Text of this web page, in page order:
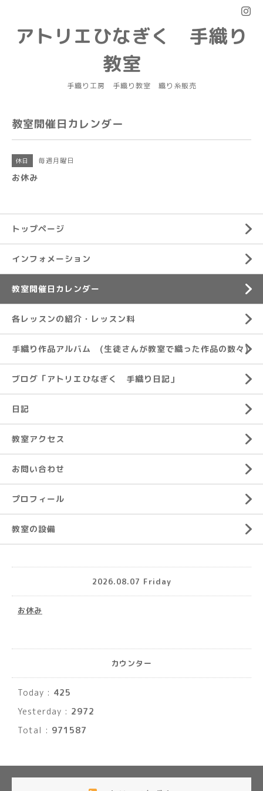
アトリエひなぎく 手織り
教室
手織り工房 手織り教室 織り糸販売
教室開催日カレンダー
休日 毎週月曜日
お休み
トップページ
インフォメーション
教室開催日カレンダー
各レッスンの紹介・レッスン料
手織り作品アルバム (生徒さんが教室で織った作品の数々)
ブログ「アトリエひなぎく 手織り日記」
日記
教室アクセス
お問い合わせ
プロフィール
教室の設備
2026.08.07 Friday
お休み
カウンター
Today : 425
Yesterday : 2972
Total : 971587